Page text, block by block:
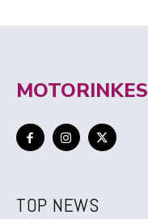
MOTORINKES
TOP NEWS